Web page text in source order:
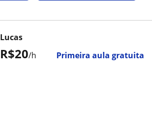
R$20/h Primeira aula gratuita
Lucas